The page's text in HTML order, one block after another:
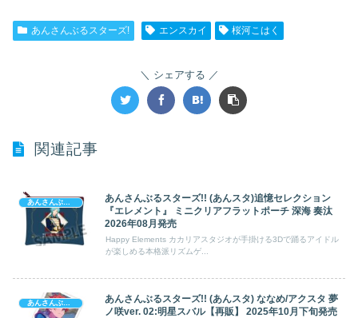
あんさんぶるスターズ! エンスカイ 桜河こはく
シェアする
関連記事
あんさんぶるスターズ!
あんさんぶるスターズ!! (あんスタ)追憶セレクション
『エレメント』 ミニクリアフラットポーチ 深海 奏汰
2026年08月発売
Happy Elements カカリアスタジオが手掛ける3Dで踊るアイドル
が楽しめる本格派リズムゲ...
あんさんぶるスターズ!
あんさんぶるスターズ!! (あんスタ) ななめ/アクスタ 夢
ノ咲ver. 02:明星スバル【再販】 2025年10月下旬発売